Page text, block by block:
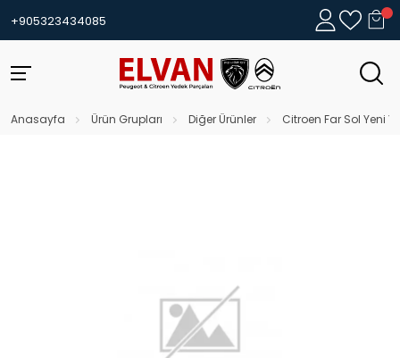
+905323434085
Anasayfa Ürün Grupları Diğer Ürünler Citroen Far Sol Yeni